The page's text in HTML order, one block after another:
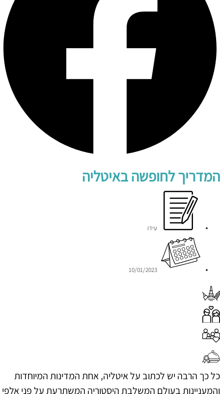
המדריך לחופשה באיטליה
עידו
10/01/2023
כל כך הרבה יש לכתוב על איטליה, אחת המדינות המיוחדות
והמעניינות בעולם המשלבת היסטוריה המשתרעת על פני אלפי